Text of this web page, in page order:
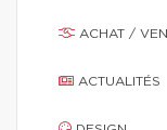
ACHAT /
ACTUALITÉS